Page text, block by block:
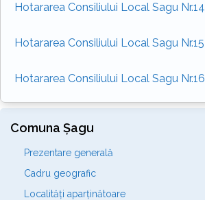
Hotararea Consiliului Local Sagu Nr.14
Hotararea Consiliului Local Sagu Nr.15
Hotararea Consiliului Local Sagu Nr.16
Comuna Șagu
Prezentare generală
Cadru geografic
Localități aparținătoare